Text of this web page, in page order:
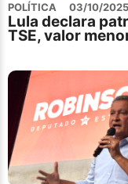
POLÍTICA 03/10/2025
Lula declara
TSE, valor